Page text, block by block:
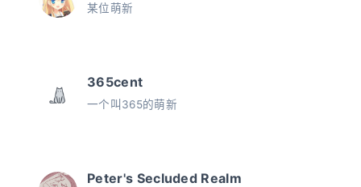
某位萌新
365cent
一个叫365的萌新
Peter's Secluded Realm